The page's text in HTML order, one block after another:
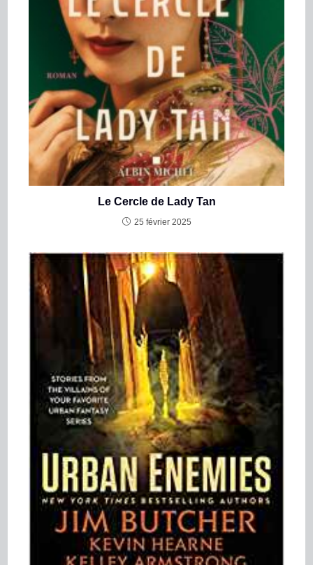
Le Cercle de Lady Tan
25 février 2025